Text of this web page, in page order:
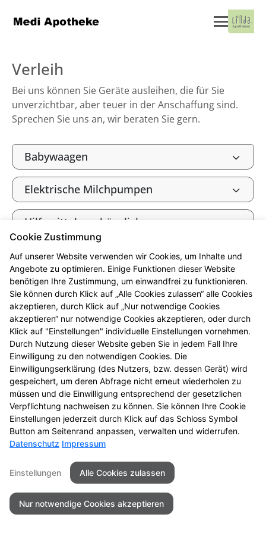
Verleih
Bei uns können Sie Geräte ausleihen, die für Sie
unverzichtbar, aber teuer in der Anschaffung sind.
Sprechen Sie uns an, wir beraten Sie gern.
Babywaagen
Elektrische Milchpumpen
Hilfsmittel zur häuslichen
Krankenpflege
Kontakt Impressum
Datenschutz
Barrierefreiheit
©2026Medi Apotheke
Cookie Zustimmung
Auf unserer Website verwenden wir Cookies, um Inhalte und
Angebote zu optimieren. Einige Funktionen dieser Website
benötigen Ihre Zustimmung, um einwandfrei zu funktionieren.
Sie können durch Klick auf „Alle Cookies zulassen“ alle Cookies
akzeptieren, durch Klick auf „Nur notwendige Cookies
akzeptieren“ nur notwendige Cookies akzeptieren, oder durch
Klick auf "Einstellungen" individuelle Einstellungen vornehmen.
Durch Nutzung dieser Website geben Sie in jedem Fall Ihre
Einwilligung zu den notwendigen Cookies. Die
Einwilligungserklärung (des Nutzers, bzw. dessen Gerät) wird
gespeichert, um deren Abfrage nicht erneut wiederholen zu
müssen und die Einwilligung entsprechend der gesetzlichen
Verpflichtung nachweisen zu können. Sie können Ihre Cookie
Einstellungen jederzeit durch Klick auf das Schloss Symbol
Button am Seitenrand anpassen, verwalten und widerrufen.
Datenschutz Impressum
Einstellungen Alle Cookies zulassen
Nur notwendige Cookies akzeptieren